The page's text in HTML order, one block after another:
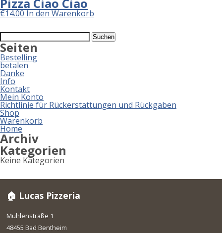
€14.00In den Warenkorb
Suchen
nach:
Seiten
Bestelling
betalen
Danke
Info
Kontakt
Mein Konto
Richtlinie für Rückerstattungen und Rückgaben
Shop
Warenkorb
Home
Archiv
Kategorien
Keine Kategorien
🏠 Lucas Pizzeria
Mühlenstraße 1
48455 Bad Bentheim